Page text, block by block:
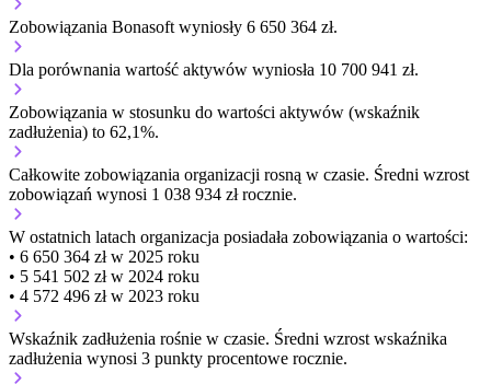
Zobowiązania Bonasoft wyniosły 6 650 364 zł.
Dla porównania wartość aktywów wyniosła 10 700 941 zł.
Zobowiązania w stosunku do wartości aktywów (wskaźnik
zadłużenia) to 62,1%.
Całkowite zobowiązania organizacji rosną w czasie. Średni wzrost
zobowiązań wynosi 1 038 934 zł rocznie.
W ostatnich latach organizacja posiadała zobowiązania o wartości:
• 6 650 364 zł w 2025 roku
• 5 541 502 zł w 2024 roku
• 4 572 496 zł w 2023 roku
Wskaźnik zadłużenia rośnie w czasie. Średni wzrost wskaźnika
zadłużenia wynosi 3 punkty procentowe rocznie.